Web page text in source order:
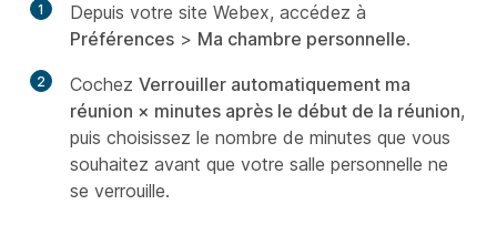
1
Depuis votre site Webex, accédez à
Préférences > Ma chambre personnelle.
2 Cochez Verrouiller automatiquement ma
réunion × minutes après le début de la réunion,
puis choisissez le nombre de minutes que vous
souhaitez avant que votre salle personnelle ne
se verrouille.